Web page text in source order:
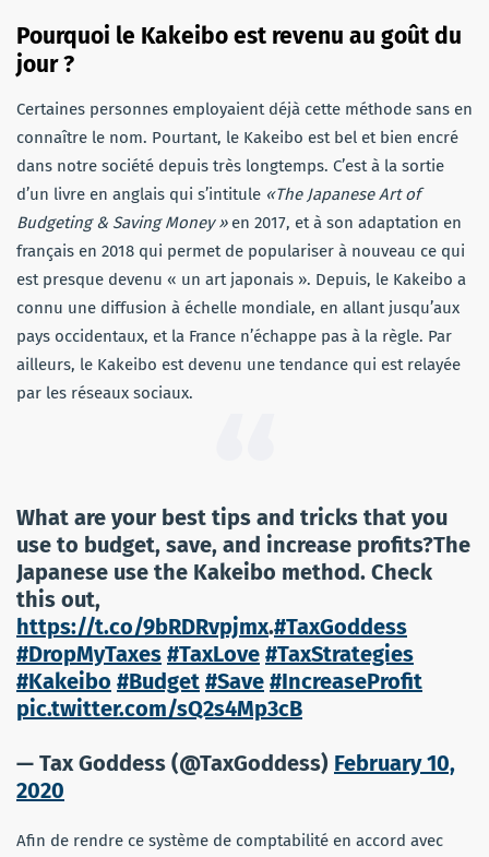
Pourquoi le Kakeibo est revenu au goût du
jour ?
Certaines personnes employaient déjà cette méthode sans en
connaître le nom. Pourtant, le Kakeibo est bel et bien encré
dans notre société depuis très longtemps. C’est à la sortie
d’un livre en anglais qui s’intitule «The Japanese Art of
Budgeting & Saving Money »en 2017, et à son adaptation en
français en 2018 qui permet de populariser à nouveau ce qui
est presque devenu « un art japonais ». Depuis, le Kakeibo a
connu une diffusion à échelle mondiale, en allant jusqu’aux
pays occidentaux, et la France n’échappe pas à la règle. Par
ailleurs, le Kakeibo est devenu une tendance qui est relayée
par les réseaux sociaux.
What are your best tips and tricks that you
use to budget, save, and increase profits?The
Japanese use the Kakeibo method. Check
this out,
https://t.co/9bRDRvpjmx.#TaxGoddess
#DropMyTaxes #TaxLove #TaxStrategies
#Kakeibo #Budget #Save #IncreaseProfit
pic.twitter.com/sQ2s4Mp3cB
— Tax Goddess (@TaxGoddess) February 10,
2020
Afin de rendre ce système de comptabilité en accord avec